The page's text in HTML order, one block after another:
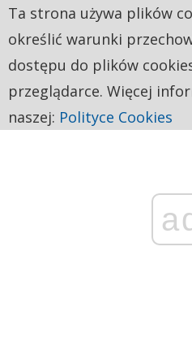
Ta strona używa plików
określić warunki
dostępu do plików
przeglądarce. Więcej
naszej: Polityce Cookies